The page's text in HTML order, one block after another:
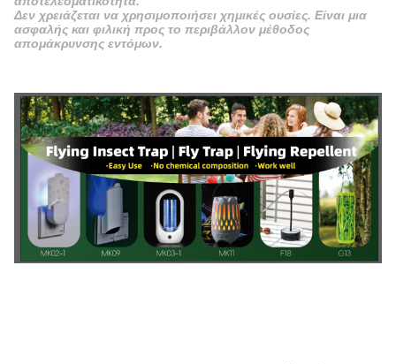
Δεν χρειάζεται να χρησιμοποιήσει χημικές ουσίες. Είναι μια
ασφαλής και φιλική προς το περιβάλλον μέθοδος
απομάκρυνσης εντόμων.